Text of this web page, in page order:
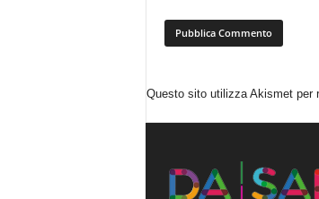
Questo sito utilizza Akismet per